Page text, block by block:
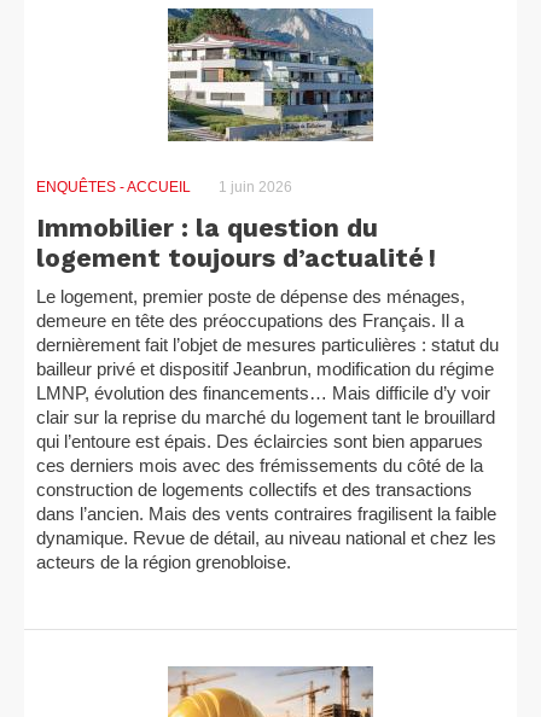
ENQUÊTES - ACCUEIL 1 juin 2026
Immobilier : la question du
logement toujours d’actualité !
Le logement, premier poste de dépense des ménages,
demeure en tête des préoccupations des Français. Il a
dernièrement fait l’objet de mesures particulières : statut du
bailleur privé et dispositif Jeanbrun, modification du régime
LMNP, évolution des financements… Mais difficile d’y voir
clair sur la reprise du marché du logement tant le brouillard
qui l’entoure est épais. Des éclaircies sont bien apparues
ces derniers mois avec des frémissements du côté de la
construction de logements collectifs et des transactions
dans l’ancien. Mais des vents contraires fragilisent la faible
dynamique. Revue de détail, au niveau national et chez les
acteurs de la région grenobloise.